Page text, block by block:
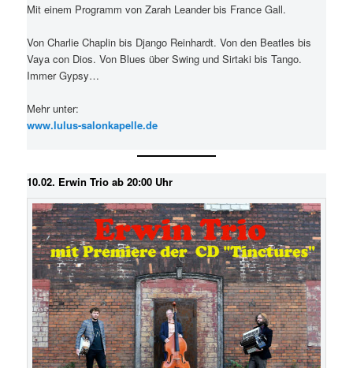
Mit einem Programm von Zarah Leander bis France Gall.
Von Charlie Chaplin bis Django Reinhardt. Von den Beatles bis
Vaya con Dios. Von Blues über Swing und Sirtaki bis Tango.
Immer Gypsy…
Mehr unter:
www.lulus-salonkapelle.de
10.02. Erwin Trio ab 20:00 Uhr